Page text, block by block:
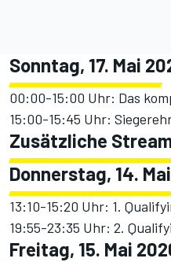
Sonntag, 17. Mai
00:00-15:00 Uhr: Das
15:00-15:45 Uhr:
Zusätzliche
Donnerstag, 14.
13:10-15:20 Uhr: 1.
19:55-23:35 Uhr: 2.
Freitag, 15. Mai